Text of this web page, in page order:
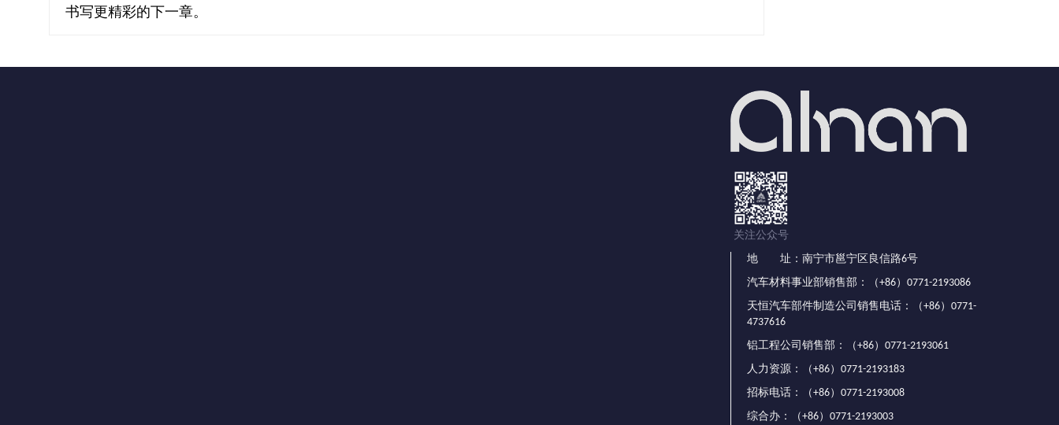
书写更精彩的下一章。
关注公众号
地 址：南宁市邕宁区良信路6号
汽车材料事业部销售部：（+86）0771-2193086
天恒汽车部件制造公司销售电话：（+86）0771-
4737616
铝工程公司销售部：（+86）0771-2193061
人力资源：（+86）0771-2193183
招标电话：（+86）0771-2193008
综合办：（+86）0771-2193003